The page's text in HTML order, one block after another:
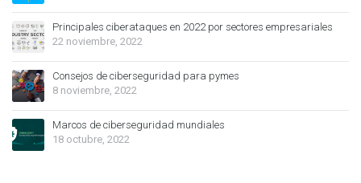
Principales ciberataques en 2022 por sectores empresariales
22 noviembre, 2022
Consejos de ciberseguridad para pymes
8 noviembre, 2022
Marcos de ciberseguridad mundiales
18 octubre, 2022